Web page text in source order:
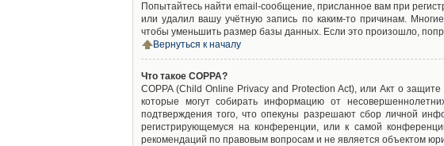
Попытайтесь найти email-сообщение, присланное вам при
или удалил вашу учётную запись по каким-то причинам.
чтобы уменьшить размер базы данных. Если это произошло,
Вернуться к началу
Что такое COPPA?
COPPA (Child Online Privacy and Protection Act), или Акт о
которые могут собирать информацию от
подтверждения того, что опекуны разрешают сбор личной
регистрирующемуся на конференции, или к самой
рекомендаций по правовым вопросам и не является объектом